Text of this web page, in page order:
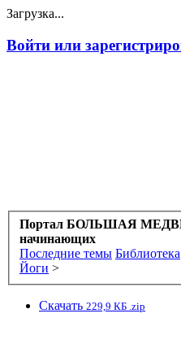
Загрузка...
Войти или
Портал БОЛЬШАЯ
начинающих
Последние темы Библиотека
Йоги >
Скачать 229,9 КБ .zip